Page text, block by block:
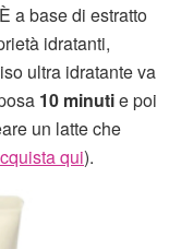
a base di estratto
idratanti,
ultra idratante va
10 minutie poi
un latte che
qui).